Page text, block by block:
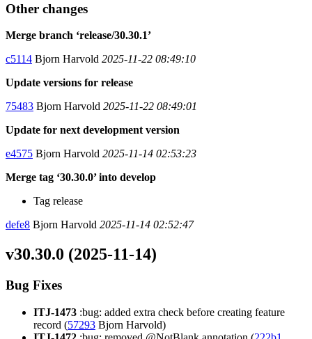
Other changes
Merge branch ‘release/30.30.1’
c5114 Bjorn Harvold 2025-11-22 08:49:10
Update versions for release
75483 Bjorn Harvold 2025-11-22 08:49:01
Update for next development version
e4575 Bjorn Harvold 2025-11-14 02:53:23
Merge tag ‘30.30.0’ into develop
Tag release
defe8 Bjorn Harvold 2025-11-14 02:52:47
v30.30.0 (2025-11-14)
Bug Fixes
ITJ-1473 :bug: added extra check before creating feature
record (57293 Bjorn Harvold)